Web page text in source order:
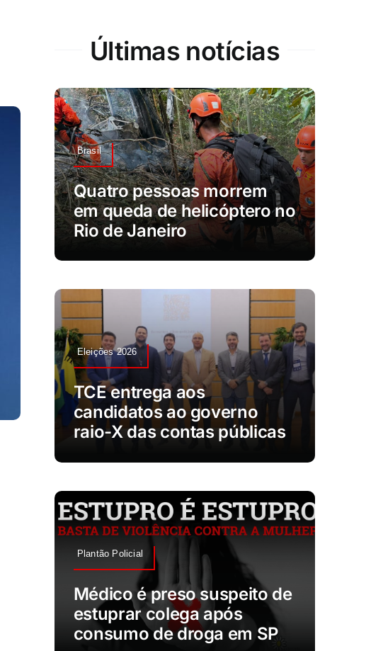
Últimas notícias
Brasil
Quatro pessoas morrem
em queda de helicóptero no
Rio de Janeiro
Eleições 2026
TCE entrega aos
candidatos ao governo
raio-X das contas públicas
Plantão Policial
Médico é preso suspeito de
estuprar colega após
consumo de droga em SP